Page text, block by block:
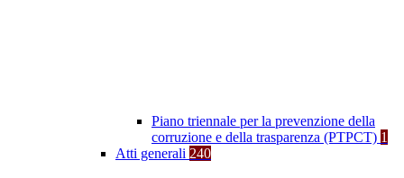
Piano triennale per la prevenzione della
corruzione e della trasparenza (PTPCT) 1
Atti generali 240